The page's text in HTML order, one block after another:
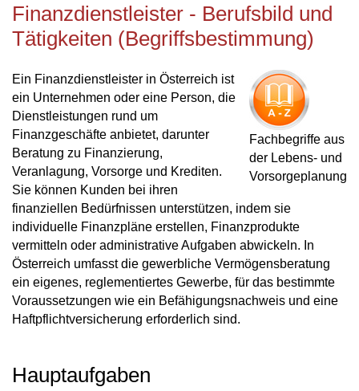
Finanzdienstleister - Berufsbild und
Tätigkeiten (Begriffsbestimmung)
Fachbegriffe aus
der Lebens- und
Vorsorgeplanung
Ein Finanzdienstleister in Österreich ist
ein Unternehmen oder eine Person, die
Dienstleistungen rund um
Finanzgeschäfte anbietet, darunter
Beratung zu Finanzierung,
Veranlagung, Vorsorge und Krediten.
Sie können Kunden bei ihren
finanziellen Bedürfnissen unterstützen, indem sie
individuelle Finanzpläne erstellen, Finanzprodukte
vermitteln oder administrative Aufgaben abwickeln. In
Österreich umfasst die gewerbliche Vermögensberatung
ein eigenes, reglementiertes Gewerbe, für das bestimmte
Voraussetzungen wie ein Befähigungsnachweis und eine
Haftpflichtversicherung erforderlich sind.
Hauptaufgaben